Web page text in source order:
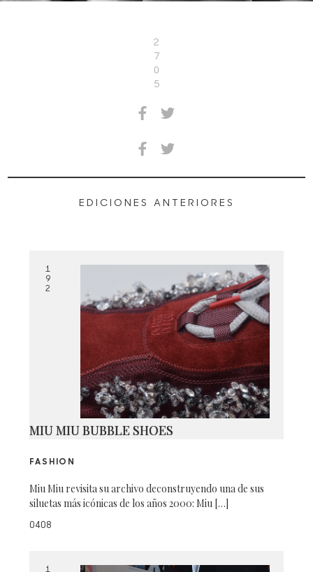
2
7
0
5
EDICIONES ANTERIORES
1
9
2
MIU MIU BUBBLE SHOES
FASHION
Miu Miu revisita su archivo deconstruyendo una de sus
siluetas más icónicas de los años 2000: Miu […]
0408
1